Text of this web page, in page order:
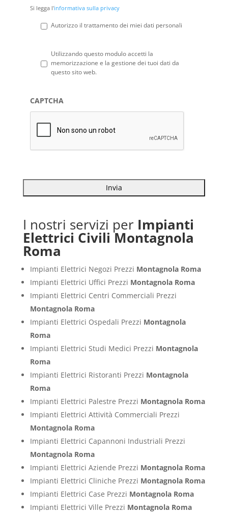
Si
legga
l'informativa
Si legga l'informativa sulla privacy
Autorizzo il trattamento dei miei dati personali
Privacy *
Utilizzando questo modulo accetti la
memorizzazione e la gestione dei tuoi dati da
questo sito web.
CAPTCHA
I nostri servizi per Impianti
Elettrici Civili Montagnola
Roma
Impianti Elettrici Negozi Prezzi Montagnola Roma
Impianti Elettrici Uffici Prezzi Montagnola Roma
Impianti Elettrici Centri Commerciali Prezzi
Montagnola Roma
Impianti Elettrici Ospedali Prezzi Montagnola
Roma
Impianti Elettrici Studi Medici Prezzi Montagnola
Roma
Impianti Elettrici Ristoranti Prezzi Montagnola
Roma
Impianti Elettrici Palestre Prezzi Montagnola Roma
Impianti Elettrici Attività Commerciali Prezzi
Montagnola Roma
Impianti Elettrici Capannoni Industriali Prezzi
Montagnola Roma
Impianti Elettrici Aziende Prezzi Montagnola Roma
Impianti Elettrici Cliniche Prezzi Montagnola Roma
Impianti Elettrici Case Prezzi Montagnola Roma
Impianti Elettrici Ville Prezzi Montagnola Roma